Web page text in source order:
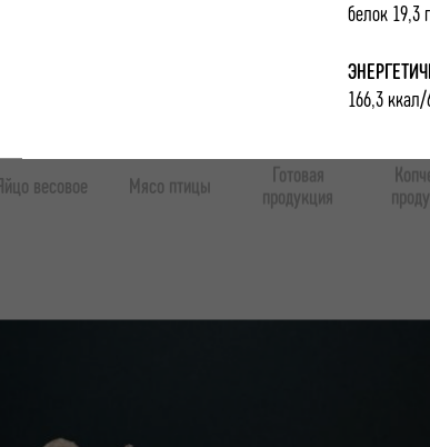
весовое Мясо птицы
Готовая
продукция
белок 19,3
166,3